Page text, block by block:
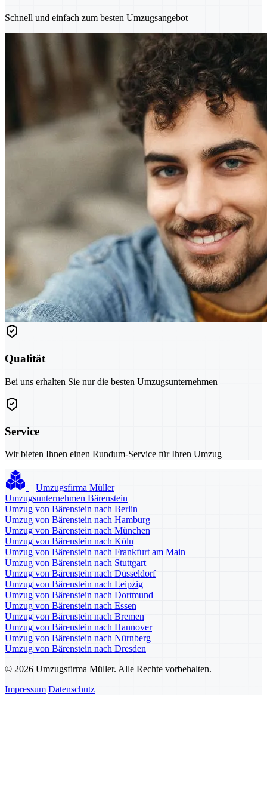
Schnell und einfach zum besten Umzugsangebot
Qualität
Bei uns erhalten Sie nur die besten Umzugsunternehmen
Service
Wir bieten Ihnen einen Rundum-Service für Ihren Umzug
Umzugsfirma Müller
Umzugsunternehmen Bärenstein
Umzug von Bärenstein nach Berlin
Umzug von Bärenstein nach Hamburg
Umzug von Bärenstein nach München
Umzug von Bärenstein nach Köln
Umzug von Bärenstein nach Frankfurt am Main
Umzug von Bärenstein nach Stuttgart
Umzug von Bärenstein nach Düsseldorf
Umzug von Bärenstein nach Leipzig
Umzug von Bärenstein nach Dortmund
Umzug von Bärenstein nach Essen
Umzug von Bärenstein nach Bremen
Umzug von Bärenstein nach Hannover
Umzug von Bärenstein nach Nürnberg
Umzug von Bärenstein nach Dresden
© 2026 Umzugsfirma Müller. Alle Rechte vorbehalten.
Impressum Datenschutz